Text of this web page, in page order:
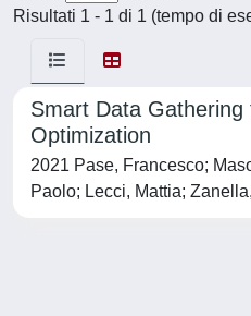
Risultati 1 - 1 di 1 (tempo di
Smart Data Gathering
Optimization
2021 Pase, Francesco;
Paolo; Lecci, Mattia;